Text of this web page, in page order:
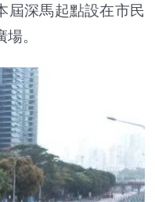
屆深馬起點設在市民
。